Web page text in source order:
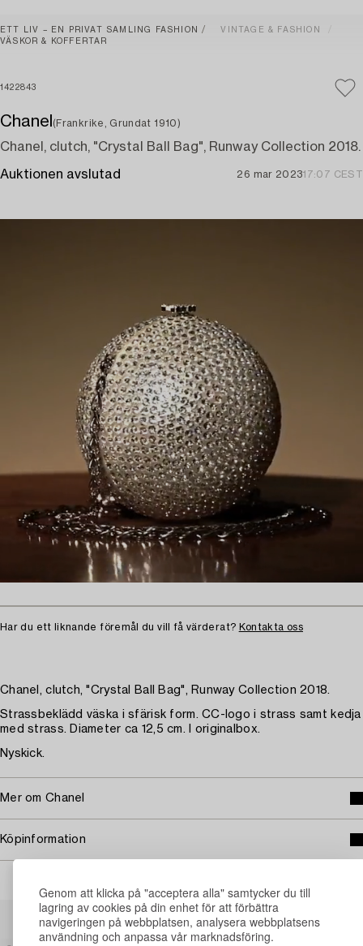
Genom att klicka på "acceptera alla" samtycker du till
lagring av cookies på din enhet för att förbättra
navigeringen på webbplatsen, analysera webbplatsens
användning och anpassa vår marknadsföring.
ETT LIV – EN PRIVAT SAMLING FASHION
VINTAGE & FASHION
VÄSKOR & KOFFERTAR
1422843
Chanel (Frankrike, Grundat 1910)
Chanel, clutch, "Crystal Ball Bag", Runway Collection 2018.
Auktionen avslutad 26 mar 202317:07 CEST
Har du ett liknande föremål du vill få värderat? Kontakta oss
Chanel, clutch, "Crystal Ball Bag", Runway Collection 2018.
Strassbeklädd väska i sfärisk form. CC-logo i strass samt kedja
med strass. Diameter ca 12,5 cm. I originalbox.
Nyskick.
Mer om Chanel
Köpinformation
Andra har även tittat på